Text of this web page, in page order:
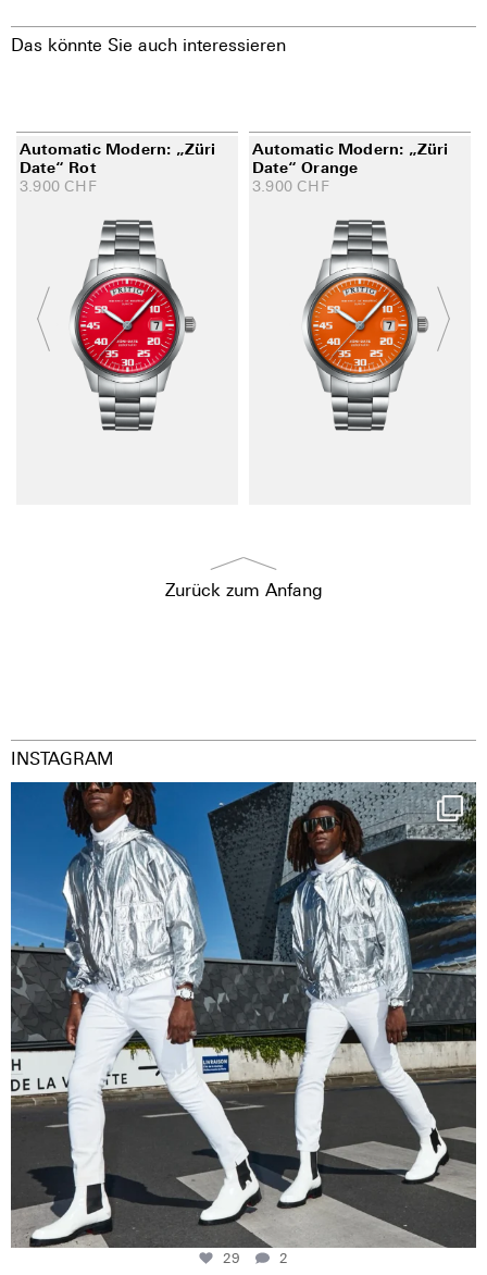
Das könnte Sie auch interessieren
Automatic Modern: „Züri
Date“ Rot
3.900 CHF
Automatic Modern: „Züri
Date“ Orange
3.900 CHF
Zurück zum Anfang
INSTAGRAM
Happy Streetparade everybody
Music in...
29
2
29 2